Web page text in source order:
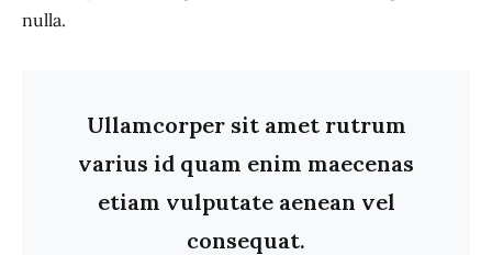
nulla.
Ullamcorper sit amet rutrum
varius id quam enim maecenas
etiam vulputate aenean vel
consequat.